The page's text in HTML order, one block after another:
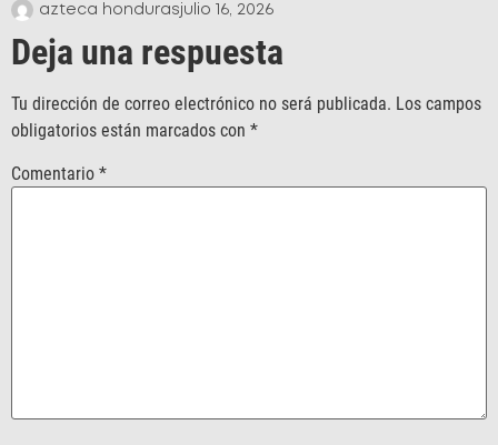
azteca hondurasjulio 16, 2026
Deja una respuesta
Tu dirección de correo electrónico no será publicada. Los campos
obligatorios están marcados con *
Comentario *